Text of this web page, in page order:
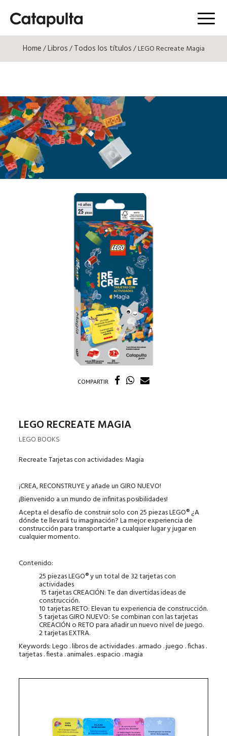
Menú
Home/Libros/Todos los títulos/ LEGO Recreate Magia
COMPARTIR
LEGO RECREATE MAGIA
LEGO BOOKS
Recreate Tarjetas con actividades: Magia
¡CREA, RECONSTRUYE y añade un GIRO NUEVO!
¡Bienvenido a un mundo de infinitas posibilidades!
Acepta el desafío de construir solo con 25 piezas LEGO® ¿A
dónde te llevará tu imaginación? La mejor experiencia de
construcción para transportarte a cualquier lugar y jugar en
cualquier momento.
Contenido:
25 piezas LEGO® y un total de 32 tarjetas con
actividades
15 tarjetas CREACIÓN: Te dan divertidas ideas de
construcción.
10 tarjetas RETO: Elevan tu experiencia de construcción.
5 tarjetas GIRO NUEVO: Se combinan con las tarjetas
CREACIÓN o RETO para añadir un nuevo nivel de juego.
2 tarjetas EXTRA.
Keywords: Lego . libros de actividades . armado . juego . fichas .
tarjetas . fiesta . animales . espacio . magia